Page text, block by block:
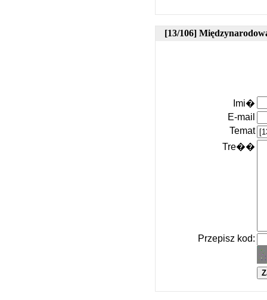
[13/106]
Imi�
E-mail
Temat
Tre��
Przepisz kod: